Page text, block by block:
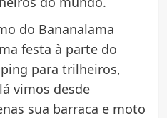
do Bananalama
festa à parte do
para trilheiros,
vimos desde
sua barraca e moto